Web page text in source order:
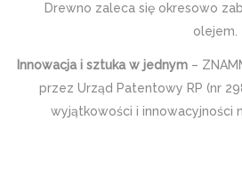
Drewno zaleca się okresowo
olejem.
Innowacja i sztuka w jednym–
przez Urząd Patentowy RP (nr
wyjątkowości i innowacyjności